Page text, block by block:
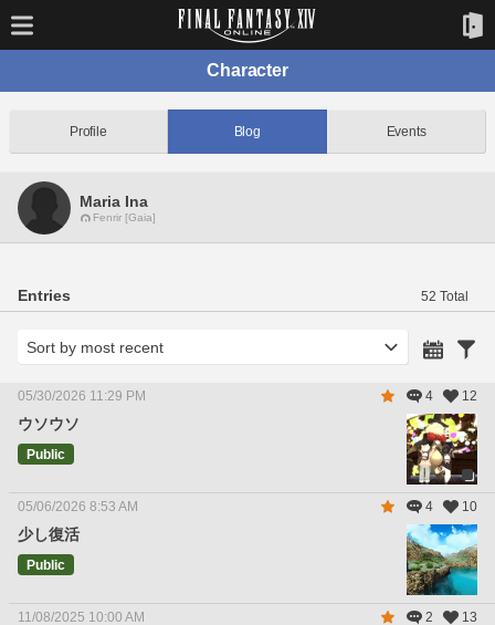
Character
Profile Blog Events
Maria Ina
Fenrir [Gaia]
Entries 52 Total
05/30/2026 11:29 PM 4 12
ウソウソ
Public
05/06/2026 8:53 AM 4 10
少し復活
Public
11/08/2025 10:00 AM 2 13